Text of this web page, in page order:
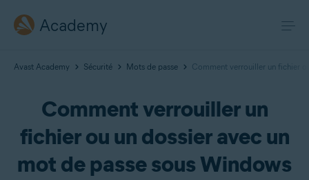
Academy
Avast Academy Sécurité Mots de passe Comment verrouiller un fichier
Comment verrouiller un
fichier ou un dossier avec un
mot de passe sous Windows